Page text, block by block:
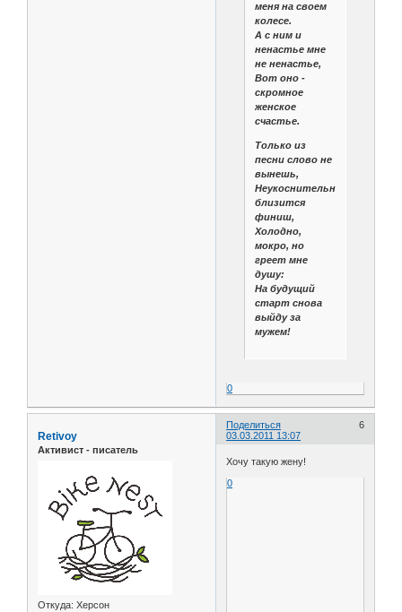
меня на своем
колесе.
А с ним и
ненастье мне
не ненастье,
Вот оно -
скромное
женское
счастье.
Только из
песни слово не
вынешь,
Неукоснительно
близится
финиш,
Холодно,
мокро, но
греет мне
душу:
На будущий
старт снова
выйду за
мужем!
0
Поделиться
6
03.03.2011 13:07
Retivoy
Активист - писатель
Откуда: Херсон
Хочу такую жену!
0